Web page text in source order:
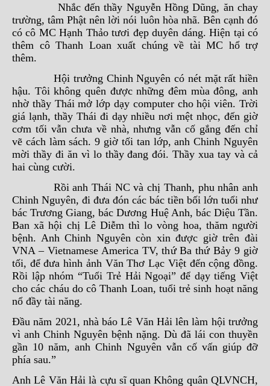
Nhắc đến thầy Nguyễn Hồng Dũng, ăn chay
trường, tâm Phật nên lời nói luôn hòa nhã. Bên cạnh đó
có cô MC Hạnh Thảo tươi đẹp duyên dáng. Hiện tại có
thêm cô Thanh Loan xuất chúng về tài MC hổ trợ
thêm.
Hội trưởng Chinh Nguyên có nét mặt rất hiền
hậu. Tôi không quên được những đêm mùa đông, anh
nhờ thầy Thái mở lớp dạy computer cho hội viên. Trời
giá lạnh, thầy Thái đi dạy nhiều nơi mệt nhọc, đến giờ
cơm tối vẫn chưa về nhà, nhưng vẫn cố gắng đến chỉ
vẽ cách làm sách. 9 giờ tối tan lớp, anh Chinh Nguyên
mời thầy đi ăn vì lo thầy đang đói. Thầy xua tay và cả
hai cùng cười.
Rồi anh Thái NC và chị Thanh, phu nhân anh
Chinh Nguyên, đi đưa đón các bác tiền bối lớn tuổi như
bác Trương Giang, bác Dương Huệ Anh, bác Diệu Tần.
Ban xã hội chị Lê Diễm thì lo vòng hoa, thăm người
bệnh. Anh Chinh Nguyên còn xin được giờ trên đài
VNA – Vietnamese America TV, thứ Ba thứ Bảy 9 giờ
tối, để đưa hình ảnh Văn Thơ Lạc Việt đến cộng đồng.
Rồi lập nhóm “Tuổi Trẻ Hải Ngoại” để dạy tiếng Việt
cho các cháu do cô Thanh Loan, tuổi trẻ sinh hoạt năng
nổ đầy tài năng.
Đầu năm 2021, nhà báo Lê Văn Hải lên làm hội trưởng
vì anh Chinh Nguyên bệnh nặng. Dù đã lái con thuyền
gần 10 năm, anh Chinh Nguyên vẫn cố vấn giúp đỡ
phía sau.”
Anh Lê Văn Hải là cựu sĩ quan Không quân QLVNCH,